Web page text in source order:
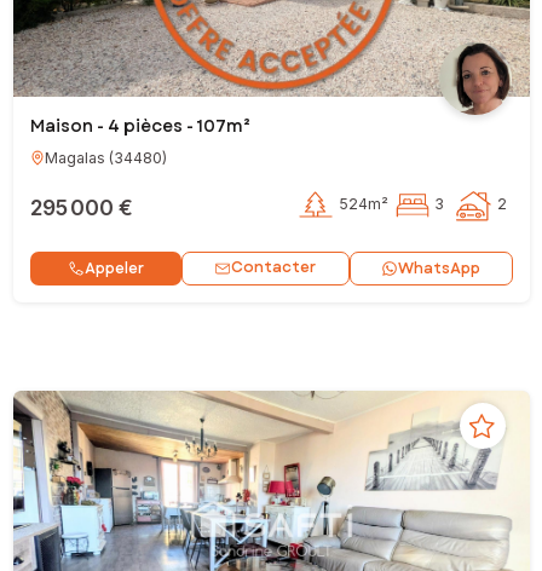
Maison - 4 pièces - 107m²
Magalas (34480)
295 000 € 524m² 3 2
Appeler Contacter WhatsApp